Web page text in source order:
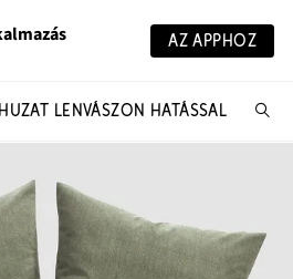
AZ APPHOZ
LENVÁSZON HATÁSSAL